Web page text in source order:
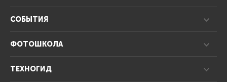
СОБЫТИЯ
ФОТОШКОЛА
ТЕХНОГИД